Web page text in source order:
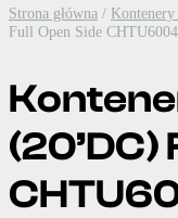
Strona główna /
Full Open Side
(20’DC)